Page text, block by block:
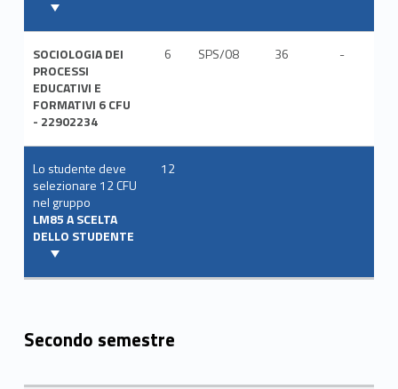
SOCIOLOGIA DEI
PROCESSI
EDUCATIVI E
FORMATIVI 6 CFU
- 22902234
6 SPS/08 36 -
Lo studente deve
selezionare 12 CFU
nel gruppo
LM85 A SCELTA
DELLO STUDENTE
12
Secondo semestre